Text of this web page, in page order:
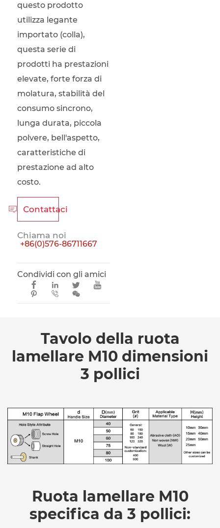
questo prodotto
utilizza legante
importato (colla),
questa serie di
prodotti ha prestazioni
elevate, forte forza di
molatura, stabilità del
consumo sincrono,
lunga durata, piccola
polvere, bell'aspetto,
caratteristiche di
prestazione ad alto
costo.
 Contattaci
Chiama noi
+86(0)576-86711667
Condividi con gli amici
  


 
Tavolo della ruota
lamellare M10 dimensioni
3 pollici
Ruota lamellare M10
specifica da 3 pollici: